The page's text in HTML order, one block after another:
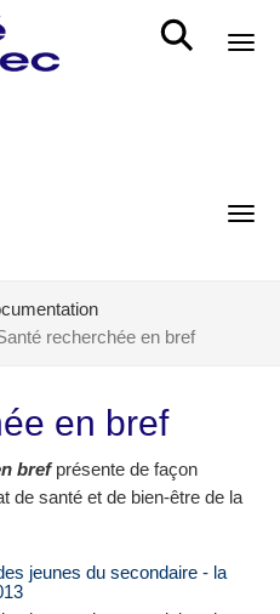
recherchée en bref
en bref
brefprésente de façon
de santé et de bien-être de la
jeunes du secondaire - la